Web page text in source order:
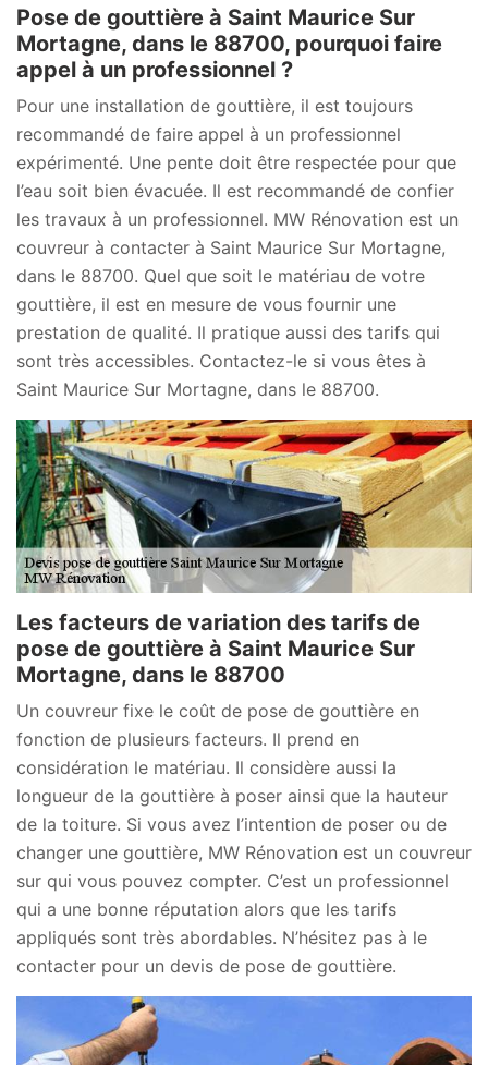
Pose de gouttière à Saint Maurice Sur
Mortagne, dans le 88700, pourquoi faire
appel à un professionnel ?
Pour une installation de gouttière, il est toujours
recommandé de faire appel à un professionnel
expérimenté. Une pente doit être respectée pour que
l’eau soit bien évacuée. Il est recommandé de confier
les travaux à un professionnel. MW Rénovation est un
couvreur à contacter à Saint Maurice Sur Mortagne,
dans le 88700. Quel que soit le matériau de votre
gouttière, il est en mesure de vous fournir une
prestation de qualité. Il pratique aussi des tarifs qui
sont très accessibles. Contactez-le si vous êtes à
Saint Maurice Sur Mortagne, dans le 88700.
Les facteurs de variation des tarifs de
pose de gouttière à Saint Maurice Sur
Mortagne, dans le 88700
Un couvreur fixe le coût de pose de gouttière en
fonction de plusieurs facteurs. Il prend en
considération le matériau. Il considère aussi la
longueur de la gouttière à poser ainsi que la hauteur
de la toiture. Si vous avez l’intention de poser ou de
changer une gouttière, MW Rénovation est un couvreur
sur qui vous pouvez compter. C’est un professionnel
qui a une bonne réputation alors que les tarifs
appliqués sont très abordables. N’hésitez pas à le
contacter pour un devis de pose de gouttière.